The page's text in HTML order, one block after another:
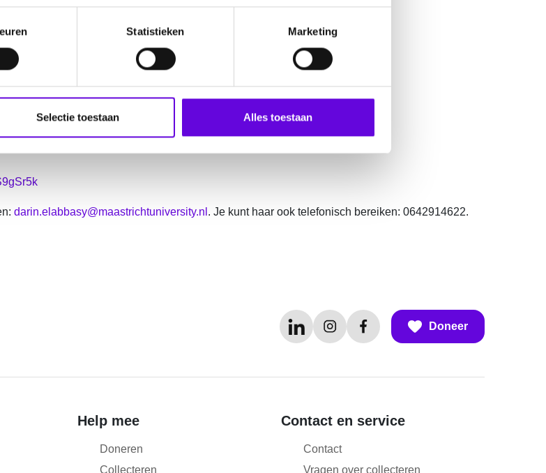
Statistieken Marketing
Selectie toestaan Alles toestaan
kun je op elk moment meedoen aan de studie.
darin.elabbasy@maastrichtuniversity.nl . Je kunt haar ook telefonisch bereiken: 0642914622.
Doneer
Help mee
Doneren
Collecteren
Contact en service
Contact
Vragen over collecteren